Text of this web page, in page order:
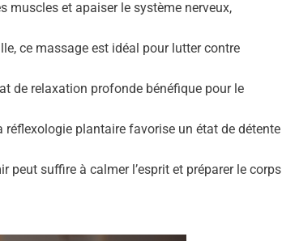
muscles et apaiser le système nerveux,
ce massage est idéal pour lutter contre
de relaxation profonde bénéfique pour le
plantaire favorise un état de détente
peut suffire à calmer l’esprit et préparer le corps